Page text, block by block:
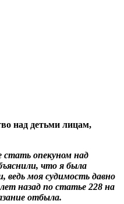
над детьми лицам,
стать опекуном над
что я была
ведь моя судимость давно
назад по статье 228 на
отбыла.